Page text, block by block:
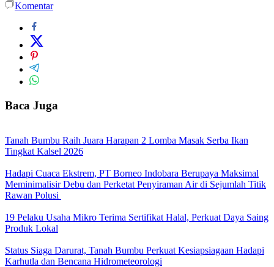
Komentar
Baca Juga
Tanah Bumbu Raih Juara Harapan 2 Lomba Masak Serba Ikan
Tingkat Kalsel 2026
Hadapi Cuaca Ekstrem, PT Borneo Indobara Berupaya Maksimal
Meminimalisir Debu dan Perketat Penyiraman Air di Sejumlah Titik
Rawan Polusi
19 Pelaku Usaha Mikro Terima Sertifikat Halal, Perkuat Daya Saing
Produk Lokal
Status Siaga Darurat, Tanah Bumbu Perkuat Kesiapsiagaan Hadapi
Karhutla dan Bencana Hidrometeorologi